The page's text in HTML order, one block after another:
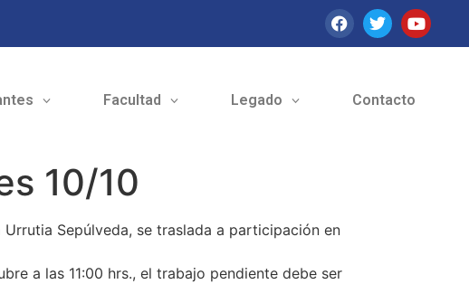
Facultad Legado Contacto
10/10
Sepúlveda, se traslada a participación en
a las 11:00 hrs., el trabajo pendiente debe ser